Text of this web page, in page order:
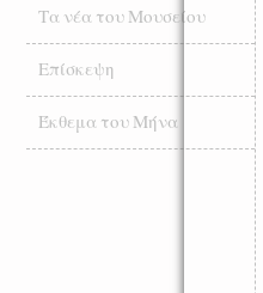
Τα νέα του Μουσείου
Επίσκεψη
Έκθεμα του Μήνα